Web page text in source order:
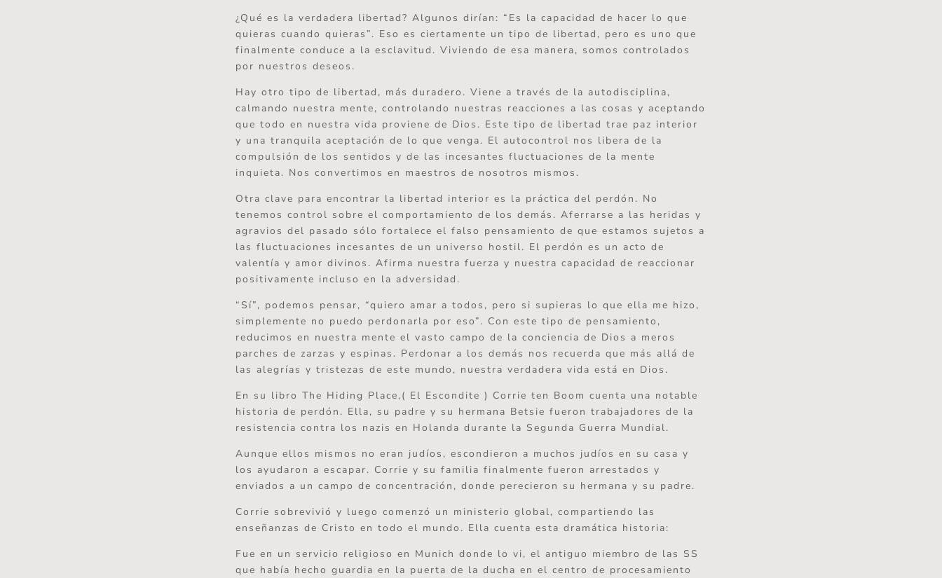
¿Qué es la verdadera libertad? Algunos dirían: “Es la capacidad de hacer lo que
quieras cuando quieras”. Eso es ciertamente un tipo de libertad, pero es uno que
finalmente conduce a la esclavitud. Viviendo de esa manera, somos controlados
por nuestros deseos.
Hay otro tipo de libertad, más duradero. Viene a través de la autodisciplina,
calmando nuestra mente, controlando nuestras reacciones a las cosas y aceptando
que todo en nuestra vida proviene de Dios. Este tipo de libertad trae paz interior
y una tranquila aceptación de lo que venga. El autocontrol nos libera de la
compulsión de los sentidos y de las incesantes fluctuaciones de la mente
inquieta. Nos convertimos en maestros de nosotros mismos.
Otra clave para encontrar la libertad interior es la práctica del perdón. No
tenemos control sobre el comportamiento de los demás. Aferrarse a las heridas y
agravios del pasado sólo fortalece el falso pensamiento de que estamos sujetos a
las fluctuaciones incesantes de un universo hostil. El perdón es un acto de
valentía y amor divinos. Afirma nuestra fuerza y nuestra capacidad de reaccionar
positivamente incluso en la adversidad.
“Sí”, podemos pensar, “quiero amar a todos, pero si supieras lo que ella me hizo,
simplemente no puedo perdonarla por eso”. Con este tipo de pensamiento,
reducimos en nuestra mente el vasto campo de la conciencia de Dios a meros
parches de zarzas y espinas. Perdonar a los demás nos recuerda que más allá de
las alegrías y tristezas de este mundo, nuestra verdadera vida está en Dios.
En su libro The Hiding Place,( El Escondite ) Corrie ten Boom cuenta una notable
historia de perdón. Ella, su padre y su hermana Betsie fueron trabajadores de la
resistencia contra los nazis en Holanda durante la Segunda Guerra Mundial.
Aunque ellos mismos no eran judíos, escondieron a muchos judíos en su casa y
los ayudaron a escapar. Corrie y su familia finalmente fueron arrestados y
enviados a un campo de concentración, donde perecieron su hermana y su padre.
Corrie sobrevivió y luego comenzó un ministerio global, compartiendo las
enseñanzas de Cristo en todo el mundo. Ella cuenta esta dramática historia:
Fue en un servicio religioso en Munich donde lo vi, el antiguo miembro de las SS
que había hecho guardia en la puerta de la ducha en el centro de procesamiento